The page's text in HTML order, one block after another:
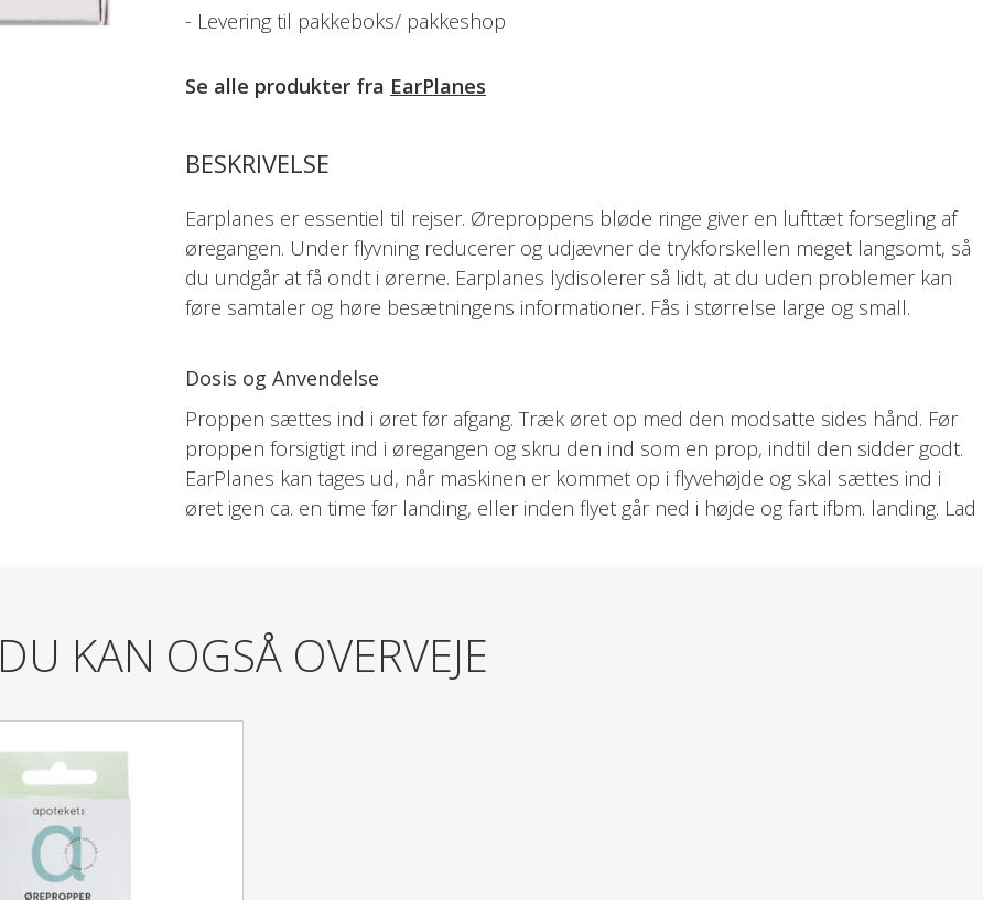
Levering til pakkeboks/ pakkeshop
Se alle produkter fra EarPlanes
BESKRIVELSE
Earplanes er essentiel til rejser. Øreproppens bløde ringe giver en lufttæt forsegling af
øregangen. Under flyvning reducerer og udjævner de trykforskellen meget langsomt, så
du undgår at få ondt i ørerne. Earplanes lydisolerer så lidt, at du uden problemer kan
føre samtaler og høre besætningens informationer. Fås i størrelse large og small.
Dosis og Anvendelse
Proppen sættes ind i øret før afgang. Træk øret op med den modsatte sides hånd. Før
proppen forsigtigt ind i øregangen og skru den ind som en prop, indtil den sidder godt.
EarPlanes kan tages ud, når maskinen er kommet op i flyvehøjde og skal sættes ind i
øret igen ca. en time før landing, eller inden flyet går ned i højde og fart ifbm. landing. Lad
EarPlanes til 3-4 flyrejser.
Indeholder
DU KAN OGSÅ OVERVEJE